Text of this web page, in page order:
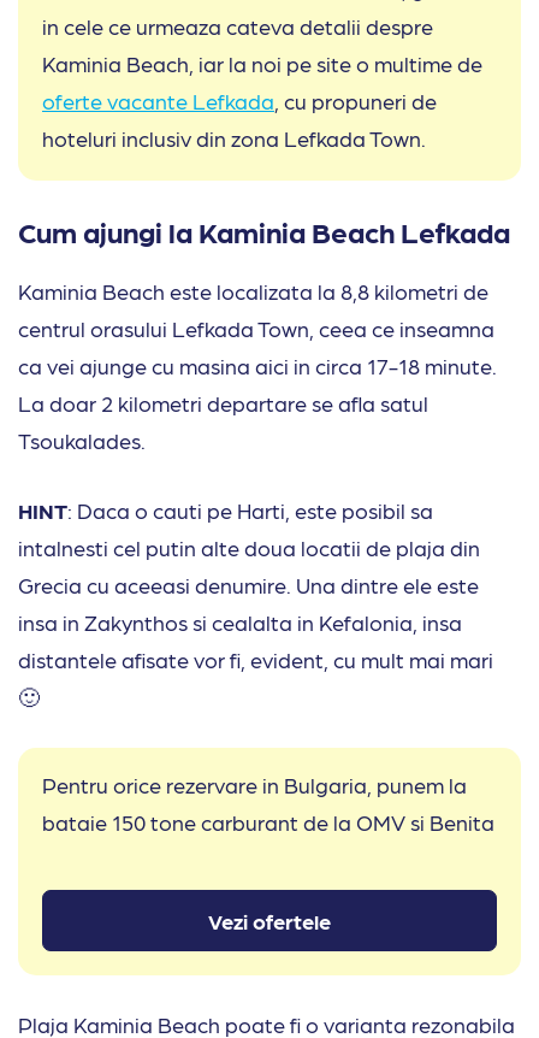
in cele ce urmeaza cateva detalii despre
Kaminia Beach, iar la noi pe site o multime de
oferte vacante Lefkada , cu propuneri de
hoteluri inclusiv din zona Lefkada Town.
Cum ajungi la Kaminia Beach Lefkada
Kaminia Beach este localizata la 8,8 kilometri de
centrul orasului Lefkada Town, ceea ce inseamna
ca vei ajunge cu masina aici in circa 17-18 minute.
La doar 2 kilometri departare se afla satul
Tsoukalades.
HINT: Daca o cauti pe Harti, este posibil sa
intalnesti cel putin alte doua locatii de plaja din
Grecia cu aceeasi denumire. Una dintre ele este
insa in Zakynthos si cealalta in Kefalonia, insa
distantele afisate vor fi, evident, cu mult mai mari
🙂
Pentru orice rezervare in Bulgaria, punem la
bataie 150 tone carburant de la OMV si Benita
Vezi ofertele
Plaja Kaminia Beach poate fi o varianta rezonabila